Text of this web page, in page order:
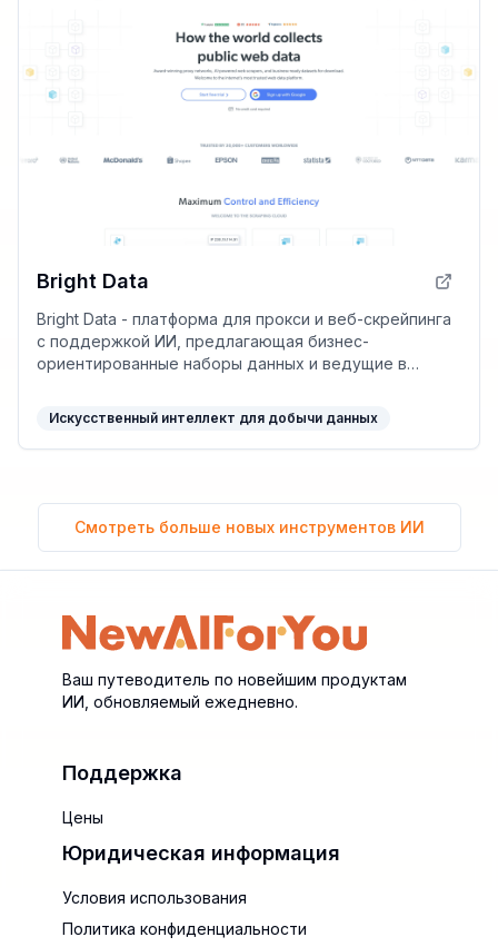
Bright Data
Bright Data - платформа для прокси и веб-скрейпинга
с поддержкой ИИ, предлагающая бизнес-
ориентированные наборы данных и ведущие в
Искусственный интеллект для добычи данных
Смотреть больше новых инструментов ИИ
Ваш путеводитель по новейшим продуктам
ИИ, обновляемый ежедневно.
Поддержка
Цены
Юридическая информация
Условия использования
Политика конфиденциальности